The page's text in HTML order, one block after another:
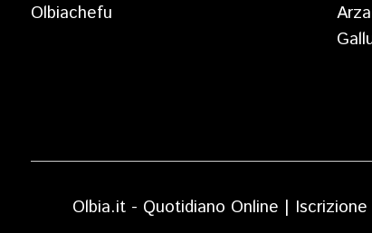
Olbiachefu
Olbia.it - Quotidiano Online |